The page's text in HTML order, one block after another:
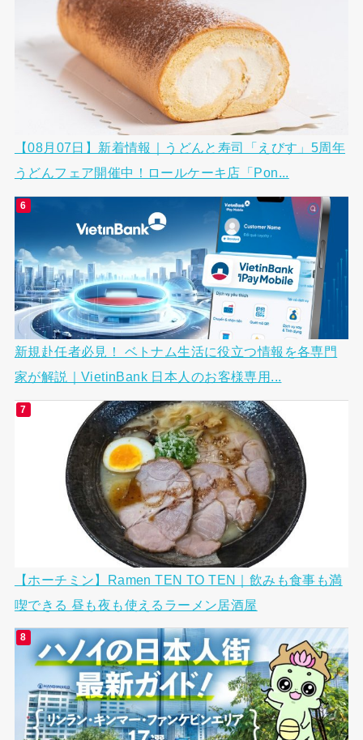
【08月07日】新着情報｜うどんと寿司「えびす」5周年
うどんフェア開催中！ロールケーキ店「Pon...
新規赴任者必見！ ベトナム生活に役立つ情報を各専門
家が解説｜VietinBank 日本人のお客様専用...
【ホーチミン】Ramen TEN TO TEN｜飲みも食事も満
喫できる 昼も夜も使えるラーメン居酒屋